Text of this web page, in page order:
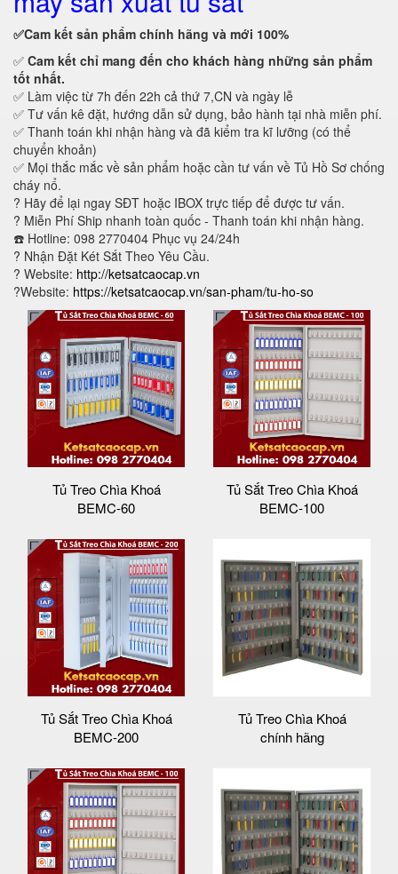
✅Cam kết sản phẩm chính hãng và mới 100%
✅ Cam kết chỉ mang đến cho khách hàng những sản phẩm
tốt nhất.
✅ Làm việc từ 7h đến 22h cả thứ 7,CN và ngày lễ
✅ Tư vấn kê đặt, hướng dẫn sử dụng, bảo hành tại nhà miễn phí.
✅ Thanh toán khi nhận hàng và đã kiểm tra kĩ lưỡng (có thể
chuyển khoản)
✅ Mọi thắc mắc về sản phẩm hoặc cần tư vấn về Tủ Hồ Sơ chống
cháy nổ.
? Hãy để lại ngay SĐT hoặc IBOX trực tiếp để được tư vấn.
? Miễn Phí Ship nhanh toàn quốc - Thanh toán khi nhận hàng.
☎️ Hotline: 098 2770404 Phục vụ 24/24h
? Nhận Đặt Két Sắt Theo Yêu Cầu.
? Website: http://ketsatcaocap.vn
?Website: https://ketsatcaocap.vn/san-pham/tu-ho-so
Tủ Treo Chìa Khoá
BEMC-60
Tủ Sắt Treo Chìa Khoá
BEMC-100
Tủ Sắt Treo Chìa Khoá
BEMC-200
Tủ Treo Chìa Khoá
chính hãng